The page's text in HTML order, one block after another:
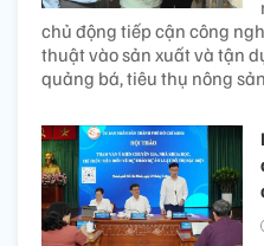
chủ động tiếp cận công
thuật vào sản xuất và tận
quảng bá, tiêu thụ nông